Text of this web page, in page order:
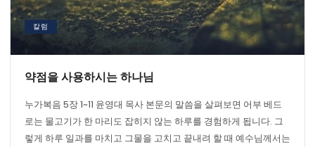
칼럼
약점을 사용하시는 하나님
누가복음 5장 1~11 윤영대 목사 본문의 말씀을 살펴보면 어부 베드
로는 물고기가 한 마리도 잡히지 않는 하루를 경험하게 됩니다. 그
렇게 하루 일과를 마치고 그물을 고치고 끝내려 할 때 예수님께서는